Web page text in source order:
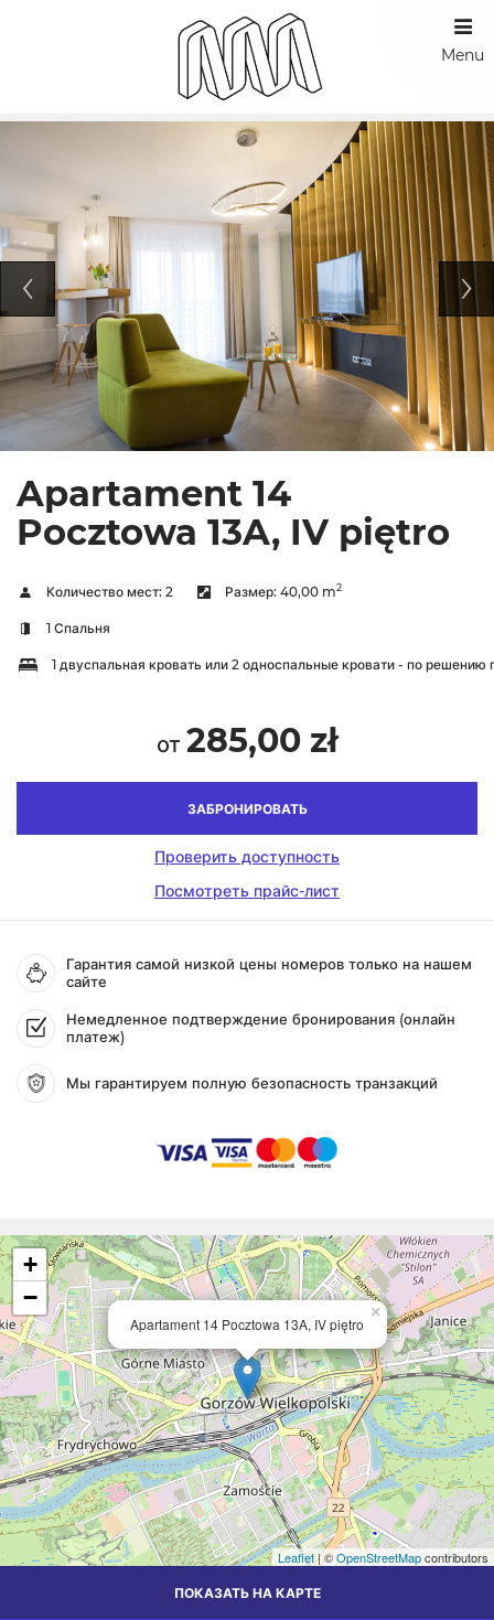
Menu
Apartament 14
Pocztowa 13A, IV piętro
Количество мест: 2 Размер: 40,00 m2
1 Спальня
1 двуспальная кровать или 2 односпальные кровати - по решению
от 285,00 zł
ЗАБРОНИРОВАТЬ
Проверить доступность
Посмотреть прайс-лист
Гарантия самой низкой цены номеров только на нашем
сайте
Немедленное подтверждение бронирования (онлайн
платеж)
Мы гарантируем полную безопасность транзакций
Apartament 14 Pocztowa 13A, IV piętro
×
+
−
Leaflet| ©OpenStreetMapcontributors
ПОКАЗАТЬ НА КАРТЕ